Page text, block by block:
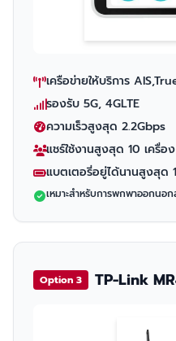
เครือข่ายให้บริการ
รองรับ 5G, 4GLTE
ความเร็วสูงสุด 2.2Gbps
แชร์ใช้งานสูงสุด 10 เครื่อง
แบตเตอรี่อยู่ได้นานสูงสุด
เหมาะสำหรับการพกพาออกนอ
Option 3 TP-Link